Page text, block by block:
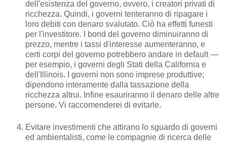
dell'esistenza del governo, ovvero, i creatori privati di
ricchezza. Quindi, i governi tenteranno di ripagare i
loro debiti con denaro svalutato. Ciò ha effetti funesti
per l'investitore. I bond del governo diminuiranno di
prezzo, mentre i tassi d'interesse aumenteranno, e
certi corpi del governo potrebbero andare in default —
per esempio, i governi degli Stati della California e
dell'Illinois. I governi non sono imprese produttive;
dipendono interamente dalla tassazione della
ricchezza altrui. Infine esauriranno il denaro delle altre
persone. Vi raccomenderei di evitarle.
Evitare investimenti che attirano lo sguardo di governi
ed ambientalisti, come le compagnie di ricerca delle